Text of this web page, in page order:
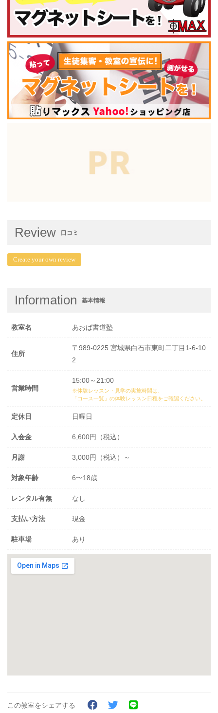
Review 口コミ
Create your own review
Information 基本情報
教室名 あおば書道塾
住所
〒989-0225 宮城県白石市東町二丁目1-6-10
2
営業時間
15:00～21:00
※体験レッスン・見学の実施時間は、
「コース一覧」の体験レッスン日程をご確認ください。
定休日 日曜日
入会金 6,600円（税込）
月謝 3,000円（税込）～
対象年齢 6〜18歳
レンタル有無 なし
支払い方法 現金
駐車場 あり
この教室をシェアする